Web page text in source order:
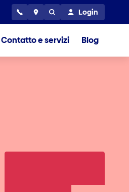
Login
Contatto e servizi Blog